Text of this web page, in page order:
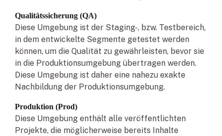
Qualitätssicherung (QA)
Diese Umgebung ist der Staging-, bzw. Testbereich,
in dem entwickelte Segmente getestet werden
können, um die Qualität zu gewährleisten, bevor sie
in die Produktionsumgebung übertragen werden.
Diese Umgebung ist daher eine nahezu exakte
Nachbildung der Produktionsumgebung.
Produktion (Prod)
Diese Umgebung enthält alle veröffentlichten
Projekte, die möglicherweise bereits Inhalte